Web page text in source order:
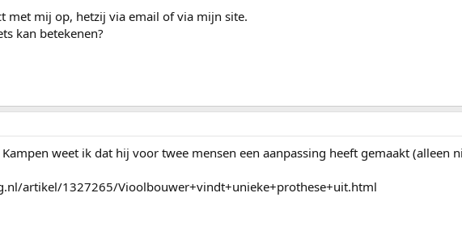
met mij op, hetzij via email of via mijn site.
kan betekenen?
weet ik dat hij voor twee mensen een aanpassing heeft gemaakt (alleen
artikel/1327265/Vioolbouwer+vindt+unieke+prothese+uit.html